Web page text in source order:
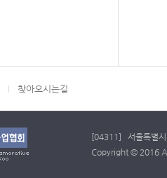
찾아오시는길
[04311] 서울특별
Copyright © 2016